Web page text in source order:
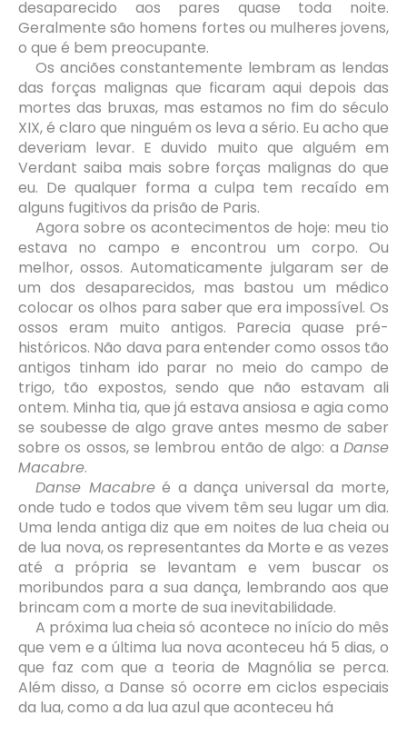
desaparecido aos pares quase toda noite.
Geralmente são homens fortes ou mulheres jovens,
o que é bem preocupante.
Os anciões constantemente lembram as lendas
das forças malignas que ficaram aqui depois das
mortes das bruxas, mas estamos no fim do século
XIX, é claro que ninguém os leva a sério. Eu acho que
deveriam levar. E duvido muito que alguém em
Verdant saiba mais sobre forças malignas do que
eu. De qualquer forma a culpa tem recaído em
alguns fugitivos da prisão de Paris.
Agora sobre os acontecimentos de hoje: meu tio
estava no campo e encontrou um corpo. Ou
melhor, ossos. Automaticamente julgaram ser de
um dos desaparecidos, mas bastou um médico
colocar os olhos para saber que era impossível. Os
ossos eram muito antigos. Parecia quase pré-
históricos. Não dava para entender como ossos tão
antigos tinham ido parar no meio do campo de
trigo, tão expostos, sendo que não estavam ali
ontem. Minha tia, que já estava ansiosa e agia como
se soubesse de algo grave antes mesmo de saber
sobre os ossos, se lembrou então de algo: a Danse
Macabre.
Danse Macabreé a dança universal da morte,
onde tudo e todos que vivem têm seu lugar um dia.
Uma lenda antiga diz que em noites de lua cheia ou
de lua nova, os representantes da Morte e as vezes
até a própria se levantam e vem buscar os
moribundos para a sua dança, lembrando aos que
brincam com a morte de sua inevitabilidade.
A próxima lua cheia só acontece no início do mês
que vem e a última lua nova aconteceu há 5 dias, o
que faz com que a teoria de Magnólia se perca.
Além disso, a Danse só ocorre em ciclos especiais
da lua, como a da lua azul que aconteceu há